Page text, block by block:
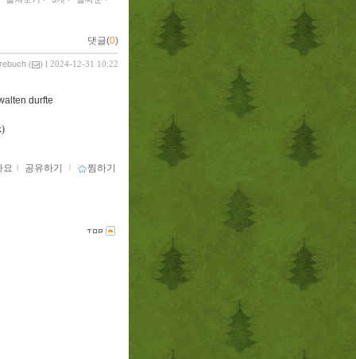
댓글(0)
( ) l 2024-12-31 10:22
durfte
요 ｌ 공유하기 ｌ 찜하기